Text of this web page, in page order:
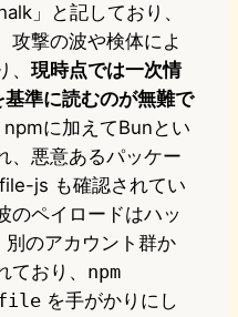
」と記しており、
攻撃の波や検体によ
現時点では一次情
準に読むのが無難で
に加えてBunとい
、悪意あるパッケー
js も確認されてい
のペイロードはハッ
別のアカウント群か
おり、 npm
を手がかりにし